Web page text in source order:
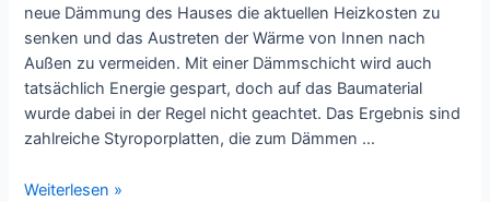
neue Dämmung des Hauses die aktuellen Heizkosten zu
senken und das Austreten der Wärme von Innen nach
Außen zu vermeiden. Mit einer Dämmschicht wird auch
tatsächlich Energie gespart, doch auf das Baumaterial
wurde dabei in der Regel nicht geachtet. Das Ergebnis sind
zahlreiche Styroporplatten, die zum Dämmen …
Ökologische
Weiterlesen »